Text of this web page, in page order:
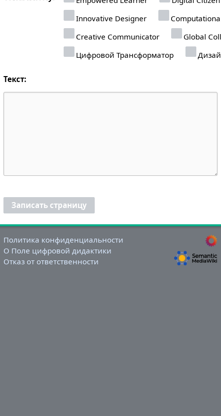
Innovative Designer
Creative Communicator
Global
Цифровой Трансформатор
Текст:
Записать страницу
Политика конфиденциальности
О Поле цифровой дидактики
Отказ от ответственности